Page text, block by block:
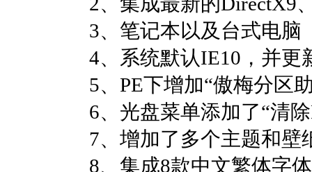
3、笔记本以及台式电脑
4、系统默认IE10，并更
5、PE下增加“傲梅分区
6、光盘菜单添加了“清
7、增加了多个主题和壁
8、集成8款中文繁体字